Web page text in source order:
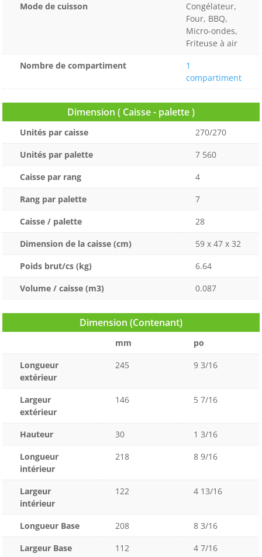
Mode de cuisson
Congélateur,
Four, BBQ,
Micro-ondes,
Friteuse à air
Nombre de compartiment
1
compartiment
Dimension ( Caisse - palette )
Unités par caisse
270/270
Unités par palette
7 560
Caisse par rang
4
Rang par palette
7
Caisse / palette
28
Dimension de la caisse (cm)
59 x 47 x 32
Poids brut/cs (kg)
6.64
Volume / caisse (m3)
0.087
Dimension (Contenant)
mm
po
Longueur
extérieur
245 9 3/16
Largeur
extérieur
146 5 7/16
Hauteur 30
1 3/16
Longueur
intérieur
218 8 9/16
Largeur
intérieur
122 4 13/16
Longueur Base 208
8 3/16
Largeur Base
112 4 7/16